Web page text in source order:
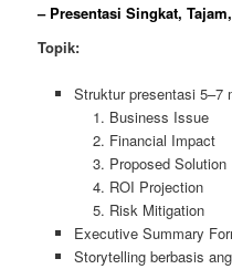
– Presentasi Singkat,
Topik:
Struktur presentasi 5–7
Business Issue
Financial Impact
Proposed Solution
ROI Projection
Risk Mitigation
Executive Summary
Storytelling berbasis